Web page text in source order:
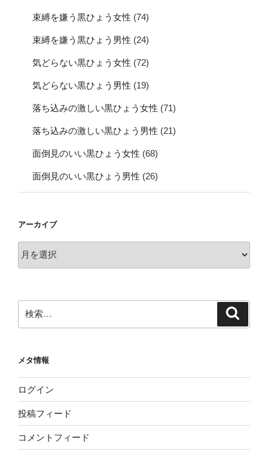
束縛を嫌う黒ひょう女性 (74)
束縛を嫌う黒ひょう男性 (24)
気どらない黒ひょう女性 (72)
気どらない黒ひょう男性 (19)
落ち込みの激しい黒ひょう女性 (71)
落ち込みの激しい黒ひょう男性 (21)
面倒見のいい黒ひょう女性 (68)
面倒見のいい黒ひょう男性 (26)
アーカイブ
ー
索:
メタ情報
ログイン
投稿フィード
コメントフィード